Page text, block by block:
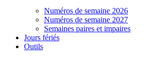
Numéros de semaine 2026
Numéros de semaine 2027
Semaines paires et impaires
Jours fériés
Outils